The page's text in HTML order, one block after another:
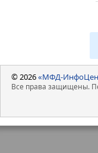
© 2026«МФД-
Все права защищены.